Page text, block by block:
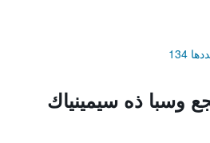
134
وسبا ذه سيمينياك